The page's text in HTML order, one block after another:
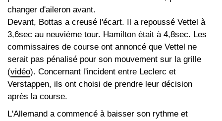
changer d'aileron avant.
Devant, Bottas a creusé l'écart. Il a repoussé Vettel à
3,6sec au neuvième tour. Hamilton était à 4,8sec. Les
commissaires de course ont annoncé que Vettel ne
serait pas pénalisé pour son mouvement sur la grille
(vidéo). Concernant l'incident entre Leclerc et
Verstappen, ils ont choisi de prendre leur décision
après la course.
L'Allemand a commencé à baisser son rythme et